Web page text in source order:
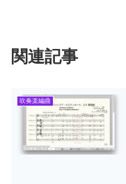
関連記事
吹奏楽編曲